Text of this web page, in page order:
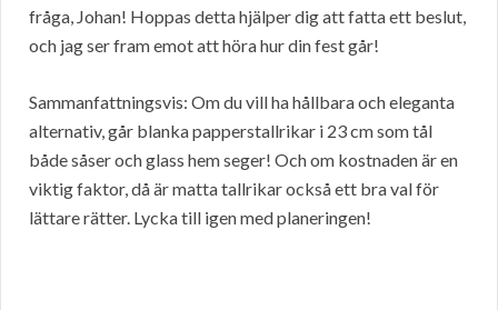
fråga, Johan! Hoppas detta hjälper dig att fatta ett beslut,
och jag ser fram emot att höra hur din fest går!
Sammanfattningsvis: Om du vill ha hållbara och eleganta
alternativ, går blanka papperstallrikar i 23 cm som tål
både såser och glass hem seger! Och om kostnaden är en
viktig faktor, då är matta tallrikar också ett bra val för
lättare rätter. Lycka till igen med planeringen!